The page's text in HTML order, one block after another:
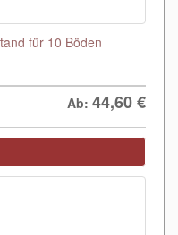
für 10 Böden
Ab: 44,60€